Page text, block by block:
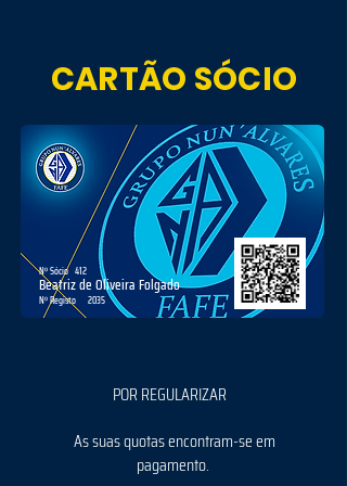
CARTÃO SÓCIO
412
Nº Sócio
Beatriz de Oliveira Folgado
2035
Nº Registo
POR REGULARIZAR
As suas quotas encontram-se em
pagamento.